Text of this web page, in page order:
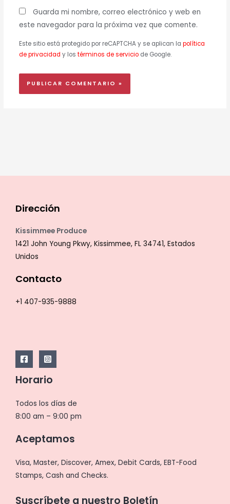
Guarda mi nombre, correo electrónico y web en
este navegador para la próxima vez que comente.
Este sitio está protegido por reCAPTCHA y se aplican la política
de privacidad y los términos de serviciode Google.
Dirección
Kissimmee Produce
1421 John Young Pkwy, Kissimmee, FL 34741, Estados
Unidos
Contacto
+1 407-935-9888
Horario
Todos los días de
8:00 am – 9:00 pm
Aceptamos
Visa, Master, Discover, Amex, Debit Cards, EBT-Food
Stamps, Cash and Checks.
Suscríbete a nuestro Boletín